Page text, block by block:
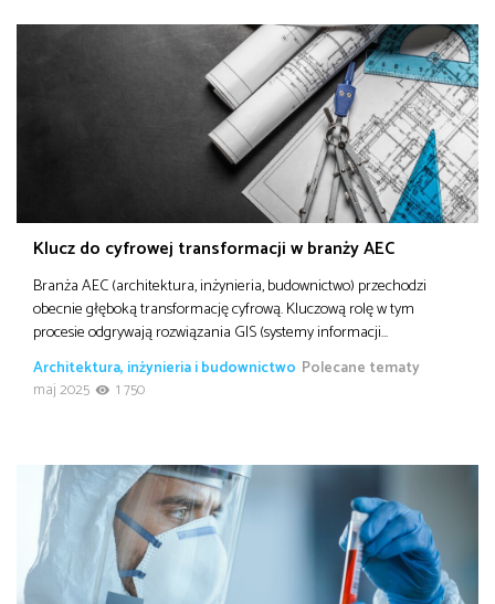
Klucz do cyfrowej transformacji w branży AEC
Branża AEC (architektura, inżynieria, budownictwo) przechodzi
obecnie głęboką transformację cyfrową. Kluczową rolę w tym
procesie odgrywają rozwiązania GIS (systemy informacji…
Architektura, inżynieria i budownictwo Polecane tematy
maj 2025
1 750